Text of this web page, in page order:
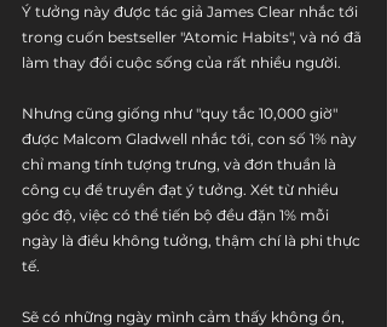
Ý tưởng này được tác giả James Clear nhắc tới
trong cuốn bestseller "Atomic Habits", và nó đã
làm thay đổi cuộc sống của rất nhiều người.
Nhưng cũng giống như "quy tắc 10,000 giờ"
được Malcom Gladwell nhắc tới, con số 1% này
chỉ mang tính tượng trưng, và đơn thuần là
công cụ để truyền đạt ý tưởng. Xét từ nhiều
góc độ, việc có thể tiến bộ đều đặn 1% mỗi
ngày là điều không tưởng, thậm chí là phi thực
tế.
Sẽ có những ngày mình cảm thấy không ổn,